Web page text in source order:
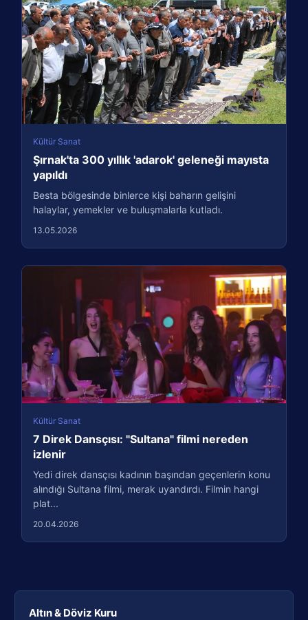
Altın & Döviz Kuru
Kültür Sanat
Şırnak'ta 300 yıllık 'adarok' geleneği mayısta
yapıldı
Besta bölgesinde binlerce kişi baharın gelişini
halaylar, yemekler ve buluşmalarla kutladı.
13.05.2026
Kültür Sanat
7 Direk Dansçısı: "Sultana" filmi nereden
izlenir
Yedi direk dansçısı kadının başından geçenlerin konu
alındığı Sultana filmi, merak uyandırdı. Filmin hangi
plat...
20.04.2026